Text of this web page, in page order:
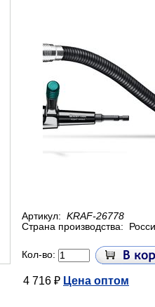
Артикул: KRAF-26778
Страна производства:
Кол-во:
4 716 ₽ Цена оптом